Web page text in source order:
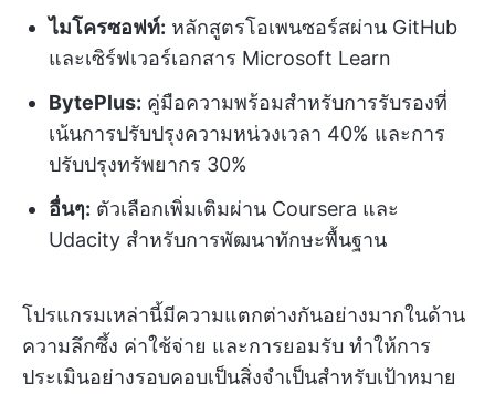
ไมโครซอฟท์: หลักสูตรโอเพนซอร์สผ่าน GitHub
และเซิร์ฟเวอร์เอกสาร Microsoft Learn
BytePlus: คู่มือความพร้อมสำหรับการรับรองที่
เน้นการปรับปรุงความหน่วงเวลา 40% และการ
ปรับปรุงทรัพยากร 30%
อื่นๆ: ตัวเลือกเพิ่มเติมผ่าน Coursera และ
Udacity สำหรับการพัฒนาทักษะพื้นฐาน
โปรแกรมเหล่านี้มีความแตกต่างกันอย่างมากในด้าน
ความลึกซึ้ง ค่าใช้จ่าย และการยอมรับ ทำให้การ
ประเมินอย่างรอบคอบเป็นสิ่งจำเป็นสำหรับเป้าหมาย